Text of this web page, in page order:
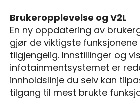
Brukeropplevelse og V2L
En ny oppdatering av
gjør de viktigste funksjonene
tilgjengelig. Innstillinger og
infotainmentsystemet er
innholdslinje du selv kan
tilgang til mest brukte